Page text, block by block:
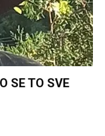
SE TO SVE